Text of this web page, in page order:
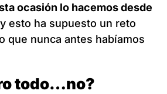
ocasión lo hacemos desde
y esto ha supuesto un reto
que nunca antes habíamos
todo…no?